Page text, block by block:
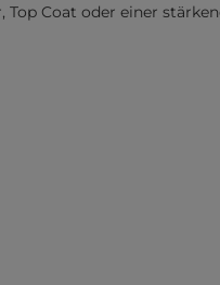
Coat oder einer